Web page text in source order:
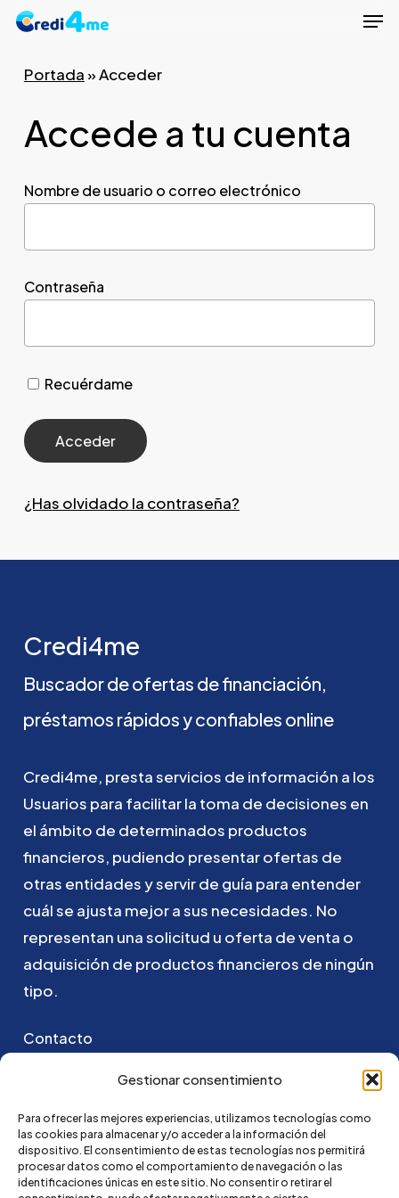
Gestionar consentimiento
Para ofrecer las mejores experiencias, utilizamos tecnologías como
las cookies para almacenar y/o acceder a la información del
dispositivo. El consentimiento de estas tecnologías nos permitirá
procesar datos como el comportamiento de navegación o las
identificaciones únicas en este sitio. No consentir o retirar el
Skip
mainPortada»Acceder
Accede a tu cuenta
Nombre de usuario o correo electrónico
Contraseña
Recuérdame
¿Has olvidado la contraseña?
Credi4me
Buscadordeofertas definanciación,
préstamos rápidosyconfiables online
Credi4me, prestaservicios de información a los
Usuarios para facilitarla toma de decisiones en
el ámbito de determinados productos
financieros, pudiendo presentarofertas de
otras entidadesyservirde guía para entender
cuálse ajusta mejorasus necesidades. No
representan unasolicitud u oferta deventa o
adquisición de productosfinancieros de ningún
tipo.
Contacto
Puedes ponerte en contacto con nosotros
go@credi4me.com